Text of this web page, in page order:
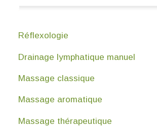
Réflexologie
Drainage lymphatique manuel
Massage classique
Massage aromatique
Massage thérapeutique